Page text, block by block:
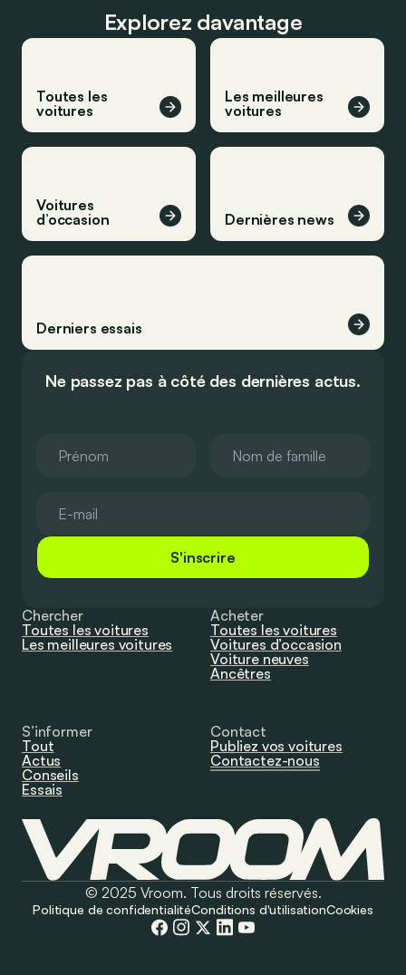
Explorez davantage
Toutes les
voitures
Les meilleures
voitures
Voitures
d’occasion
Dernières news
Derniers essais
Ne passez pas à côté des dernières actus.
S'inscrire
Chercher
Toutes les voitures
Les meilleures voitures
Acheter
Toutes les voitures
Voitures d’occasion
Voiture neuves
Ancêtres
S’informer
Tout
Actus
Conseils
Essais
Contact
Publiez vos voitures
Contactez-nous
© 2025 Vroom. Tous droits réservés.
Politique de confidentialitéConditions d'utilisationCookies